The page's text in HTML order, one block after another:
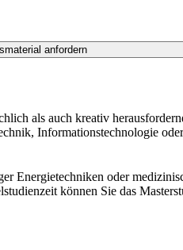
als auch kreativ
Informationstechnologie
Energietechniken oder
können Sie das